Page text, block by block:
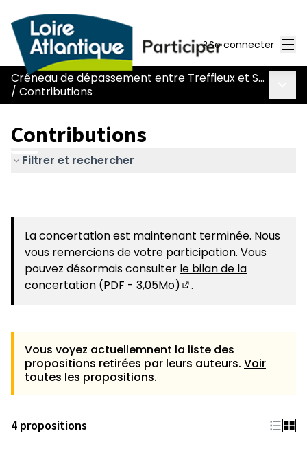
Se connecter
Créneau de dépassement entre Treffieux et Saint-Vincent-des-Landes
/ Contributions
Contributions
Filtrer et rechercher
La concertation est maintenant terminée. Nous
vous remercions de votre participation. Vous
pouvez désormais consulter le bilan de la
concertation (PDF - 3,05Mo)
.
Vous voyez actuellemnent la liste des
propositions retirées par leurs auteurs. Voir
toutes les propositions.
4 propositions